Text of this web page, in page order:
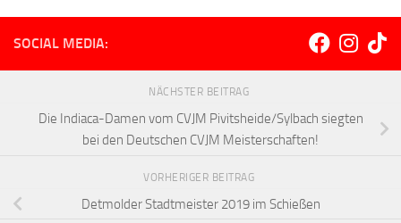
SOCIAL MEDIA:
NÄCHSTER BEITRAG
Die Indiaca-Damen vom CVJM Pivitsheide/Sylbach siegten
bei den Deutschen CVJM Meisterschaften!
VORHERIGER BEITRAG
Detmolder Stadtmeister 2019 im Schießen